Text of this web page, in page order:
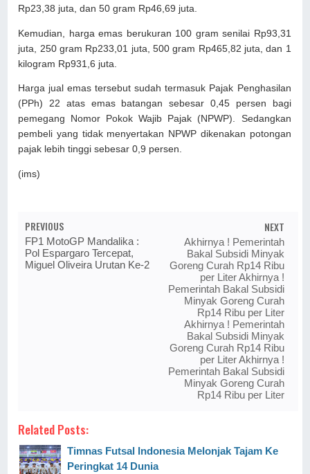
Rp23,38 juta, dan 50 gram Rp46,69 juta.
Kemudian, harga emas berukuran 100 gram senilai Rp93,31
juta, 250 gram Rp233,01 juta, 500 gram Rp465,82 juta, dan 1
kilogram Rp931,6 juta.
Harga jual emas tersebut sudah termasuk Pajak Penghasilan
(PPh) 22 atas emas batangan sebesar 0,45 persen bagi
pemegang Nomor Pokok Wajib Pajak (NPWP). Sedangkan
pembeli yang tidak menyertakan NPWP dikenakan potongan
pajak lebih tinggi sebesar 0,9 persen.
(ims)
PREVIOUS
FP1 MotoGP Mandalika :
Pol Espargaro Tercepat,
Miguel Oliveira Urutan Ke-2
NEXT
Akhirnya ! Pemerintah
Bakal Subsidi Minyak
Goreng Curah Rp14 Ribu
per Liter Akhirnya !
Pemerintah Bakal Subsidi
Minyak Goreng Curah
Rp14 Ribu per Liter
Akhirnya ! Pemerintah
Bakal Subsidi Minyak
Goreng Curah Rp14 Ribu
per Liter Akhirnya !
Pemerintah Bakal Subsidi
Minyak Goreng Curah
Rp14 Ribu per Liter
Related Posts:
Timnas Futsal Indonesia Melonjak Tajam Ke
Peringkat 14 Dunia